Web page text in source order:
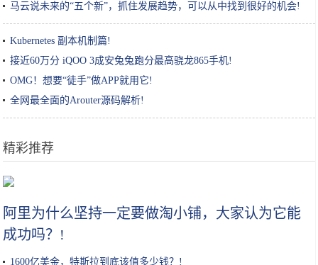
马云说未来的“五个新”，抓住发展趋势，可以从中找到很好的机会!
Kubernetes 副本机制篇!
接近60万分 iQOO 3成安兔兔跑分最高骁龙865手机!
OMG！想要“徒手”做APP就用它!
全网最全面的Arouter源码解析!
精彩推荐
阿里为什么坚持一定要做淘小铺，大家认为它能
成功吗？!
1600亿美金，特斯拉到底该值多少钱？!